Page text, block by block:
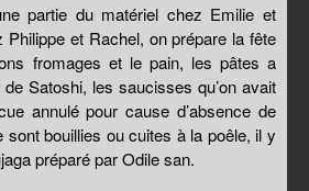
partie du matériel chez Emilie et
et Rachel, on prépare la fête
fromages et le pain, les pâtes a
de Satoshi, les saucisses qu’on avait
annulé pour cause d’absence de
bouillies ou cuites à la poêle, il y
préparé par Odile san.